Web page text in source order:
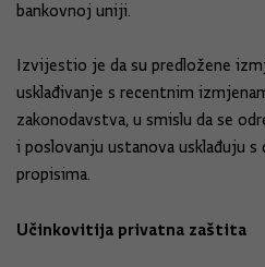
bankovnoj uniji.
Izvijestio je da su predložene
usklađivanje s recentnim
zakonodavstva, u smislu da se
i poslovanju ustanova usklađuju s
propisima.
Učinkovitija privatna zaštita